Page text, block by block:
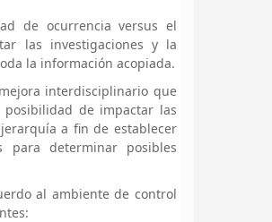
de ocurrencia versus el
las investigaciones y la
la información acopiada.
interdisciplinario que
de impactar las
a fin de establecer
para determinar posibles
al ambiente de control